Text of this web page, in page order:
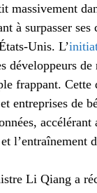
massivement
à surpasser ses
Unis. L’
développeurs de
frappant. Cette
entreprises de
accélérant
l’entraînement
Li Qiang a